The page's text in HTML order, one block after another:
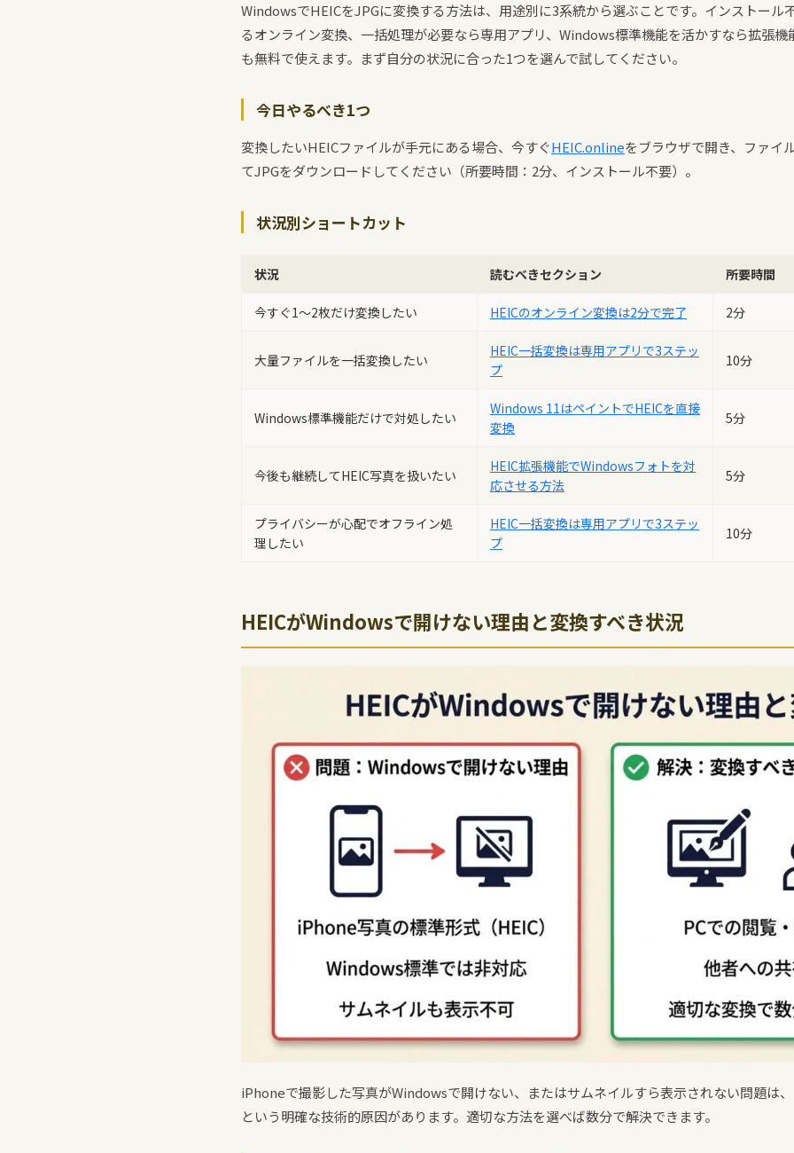
WindowsでHEICをJPGに変換する方法は、用途別に3系統から選ぶことです。インストール
るオンライン変換、一括処理が必要なら専用アプリ、Windows標準機能を活かすなら拡張機
も無料で使えます。まず自分の状況に合った1つを選んで試してください。
今日やるべき1つ
変換したいHEICファイルが手元にある場合、今すぐHEIC.onlineをブラウザで開き、ファイ
てJPGをダウンロードしてください（所要時間：2分、インストール不要）。
状況別ショートカット
状況 読むべきセクション 所要時間
今すぐ1〜2枚だけ変換したい HEICのオンライン変換は2分で完了 2分
大量ファイルを一括変換したい
HEIC一括変換は専用アプリで3ステッ
プ
10分
Windows標準機能だけで対処したい
Windows 11はペイントでHEICを直接
変換
5分
今後も継続してHEIC写真を扱いたい
HEIC拡張機能でWindowsフォトを対
応させる方法
5分
プライバシーが心配でオフライン処
理したい
HEIC一括変換は専用アプリで3ステッ
プ
10分
HEICがWindowsで開けない理由と変換すべき状況
iPhoneで撮影した写真がWindowsで開けない、またはサムネイルすら表示されない問題は、
という明確な技術的原因があります。適切な方法を選べば数分で解決できます。